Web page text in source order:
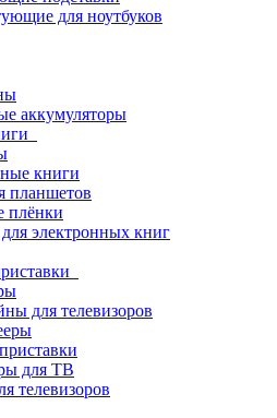
для ноутбуков
аккумуляторы
книги
планшетов
плёнки
электронных книг
для телевизоров
для ТВ
телевизоров